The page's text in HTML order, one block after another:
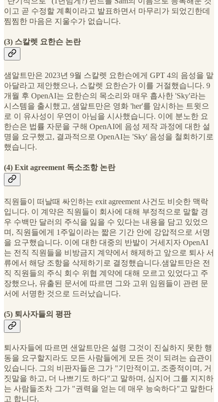
이고 곧 수정할 계획이라고 발표하면서 마무리가 되었긴한데
찜찜한 마음은 지울수가 없습니다.
(3) 스칼렛 요한슨 논란
샘알트만은 2023년 9월 스칼렛 요한슨에게 GPT 4의 음성을 맡
아달라고 제안했으나, 스칼렛 요한슨가 이를 거절했습니다. 9
개월 후 OpenAI는 요한슨의 목소리와 매우 흡사한 'Sky'라는
시스템을 출시했고, 샘알트만은 영화 'her'를 암시하는 트윗으
로 이 유사성이 우연이 아님을 시사했습니다. 이에 분노한 요
한슨은 법률 자문을 구해 OpenAI에 음성 제작 과정에 대한 설
명을 요구했고, 결과적으로 OpenAI는 'Sky' 음성을 철회하기로
했습니다.
(4) Exit agreement 독소조항 논란
직원들이 떠날때 싸인하는 exit agreement 사건도 비슷한 맥락
입니다. 이 계약은 직원들이 회사에 대해 부정적으로 말할 경
우 수백만 달러의 주식을 잃을 수 있다는 내용을 담고 있었으
며, 직원들에게 1주일이라는 짧은 기간 안에 강압적으로 서명
을 요구했습니다. 이에 대한 대중의 반발이 거세지자 OpenAI
는 전직 직원들을 비방금지 계약에서 해제하고 앞으로 퇴사 서
류에서 해당 조항을 삭제하기로 결정했습니다.샘알트만은 전
직 직원들의 주식 회수 위협 계약에 대해 모르고 있었다고 주
장했으나, 유출된 문서에 따르면 그와 고위 임원들이 관련 문
서에 서명한 것으로 드러났습니다.
(5) 퇴사자들의 평판
퇴사자들에 따르면 샌알트만은 설령 그것이 진실하지 못한 행
동을 요구할지라도 모든 사람들에게 모든 것이 되려는 습관이
있습니다. 그의 비판자들은 그가 "기만적이고, 조종적이며, 거
짓말을 하고, 더 나쁘기도 하다"고 말하며, 심지어 그를 지지하
는 사람들조차 그가 "권력을 얻는 데 매우 능숙하다"고 말한다
고 합니다.